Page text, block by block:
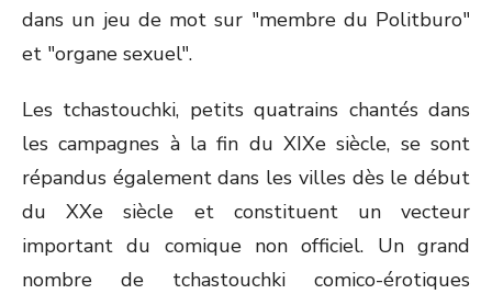
dans un jeu de mot sur "membre du Politburo"
et "organe sexuel".
Les tchastouchki, petits quatrains chantés dans
les campagnes à la fin du XIXe siècle, se sont
répandus également dans les villes dès le début
du XXe siècle et constituent un vecteur
important du comique non officiel. Un grand
nombre de tchastouchki comico-érotiques